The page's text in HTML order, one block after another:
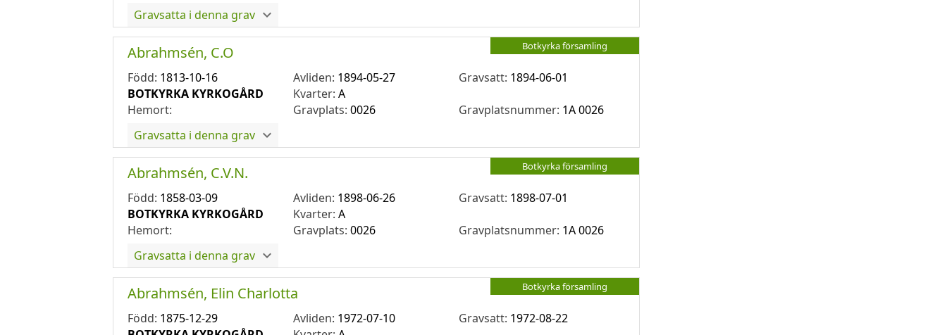
Gravsatta i denna grav
Botkyrka församling
Abrahmsén, C.O
Född: 1813-10-16 Avliden: 1894-05-27 Gravsatt: 1894-06-01
BOTKYRKA KYRKOGÅRD
Kvarter:A
Hemort:
Gravplats:0026 Gravplatsnummer: 1A 0026
Gravsatta i denna grav
Botkyrka församling
Abrahmsén, C.V.N.
Född: 1858-03-09 Avliden: 1898-06-26 Gravsatt: 1898-07-01
BOTKYRKA KYRKOGÅRD
Kvarter:A
Hemort:
Gravplats:0026 Gravplatsnummer: 1A 0026
Gravsatta i denna grav
Botkyrka församling
Abrahmsén, Elin Charlotta
Född: 1875-12-29 Avliden: 1972-07-10 Gravsatt: 1972-08-22